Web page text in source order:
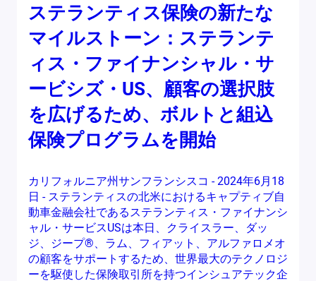
ステランティス保険の新たな
マイルストーン：ステランテ
ィス・ファイナンシャル・サ
ービシズ・US、顧客の選択肢
を広げるため、ボルトと組込
保険プログラムを開始
カリフォルニア州サンフランシスコ - 2024年6月18
日 - ステランティスの北米におけるキャプティブ自
動車金融会社であるステランティス・ファイナンシ
ャル・サービスUSは本日、クライスラー、ダッ
ジ、ジープ®、ラム、フィアット、アルファロメオ
の顧客をサポートするため、世界最大のテクノロジ
ーを駆使した保険取引所を持つインシュアテック企